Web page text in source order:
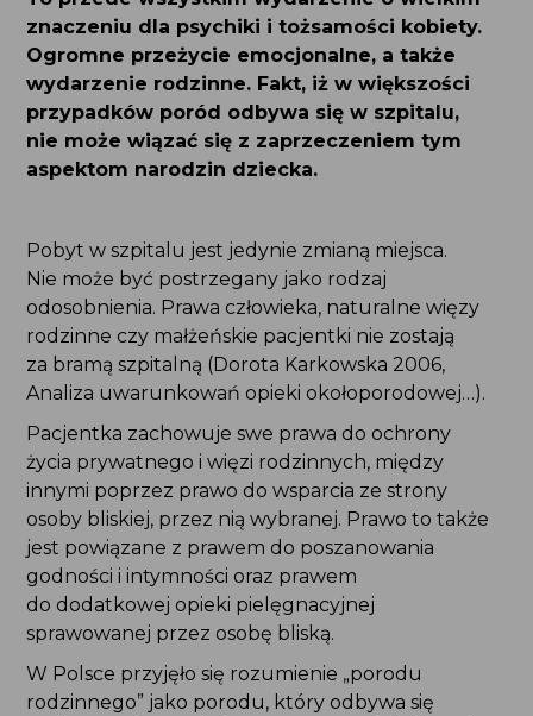
znaczeniu dla psychiki i tożsamości kobiety.
Ogromne przeżycie emocjonalne, a także
wydarzenie rodzinne. Fakt, iż w większości
przypadków poród odbywa się w szpitalu,
nie może wiązać się z zaprzeczeniem tym
aspektom narodzin dziecka.
Pobyt w szpitalu jest jedynie zmianą miejsca.
Nie może być postrzegany jako rodzaj
odosobnienia. Prawa człowieka, naturalne więzy
rodzinne czy małżeńskie pacjentki nie zostają
za bramą szpitalną (Dorota Karkowska 2006,
Analiza uwarunkowań opieki okołoporodowej…).
Pacjentka zachowuje swe prawa do ochrony
życia prywatnego i więzi rodzinnych, między
innymi poprzez prawo do wsparcia ze strony
osoby bliskiej, przez nią wybranej. Prawo to także
jest powiązane z prawem do poszanowania
godności i intymności oraz prawem
do dodatkowej opieki pielęgnacyjnej
sprawowanej przez osobę bliską.
W Polsce przyjęło się rozumienie „porodu
rodzinnego” jako porodu, który odbywa się